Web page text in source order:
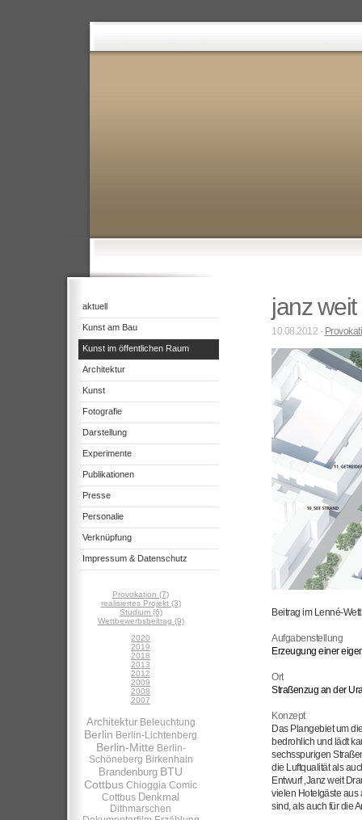
aktuell
Kunst am Bau
Kunst im öffentlichen Raum
Architektur
Kunst
Fotografie
Darstellung
Experimente
Publikationen
Presse
Personalie
Verknüpfung
Impressum & Datenschutz
Provokation (7)
realisiertes Projekt (3)
Studium (6)
Wettbewerbsbeitrag (9)
2020
2019
2018
2013
2012
2009
2008
2007
Architektur Beleuchtung
Berlin Berlin-Lichtenberg
Berlin-Mitte Berlin-
Schöneberg Birkenhain
Brandenburg BTU
Cottbus Chioggia Comic
Cottbus Denkmal
Dithmarschen
janz
10.08.2012 -
Beitrag im Lenné-
Aufgabenstellung
Erzeugung einer
Ort
Straßenzug an der
Konzept
Das Plangebiet um
bedrohlich und lädt
sechsspurigen
die Luftqualität als
Entwurf ‚Janz weit
vielen Hotelgäste
sind, als auch für die